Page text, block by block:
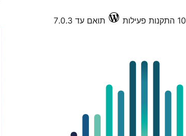
תואם עד 7.0.3